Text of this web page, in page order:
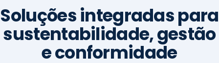
Soluções integradas para
sustentabilidade, gestão
e conformidade